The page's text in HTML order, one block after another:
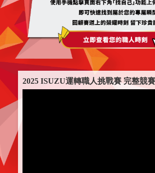
2025 ISUZU運轉職人挑戰賽 完整競